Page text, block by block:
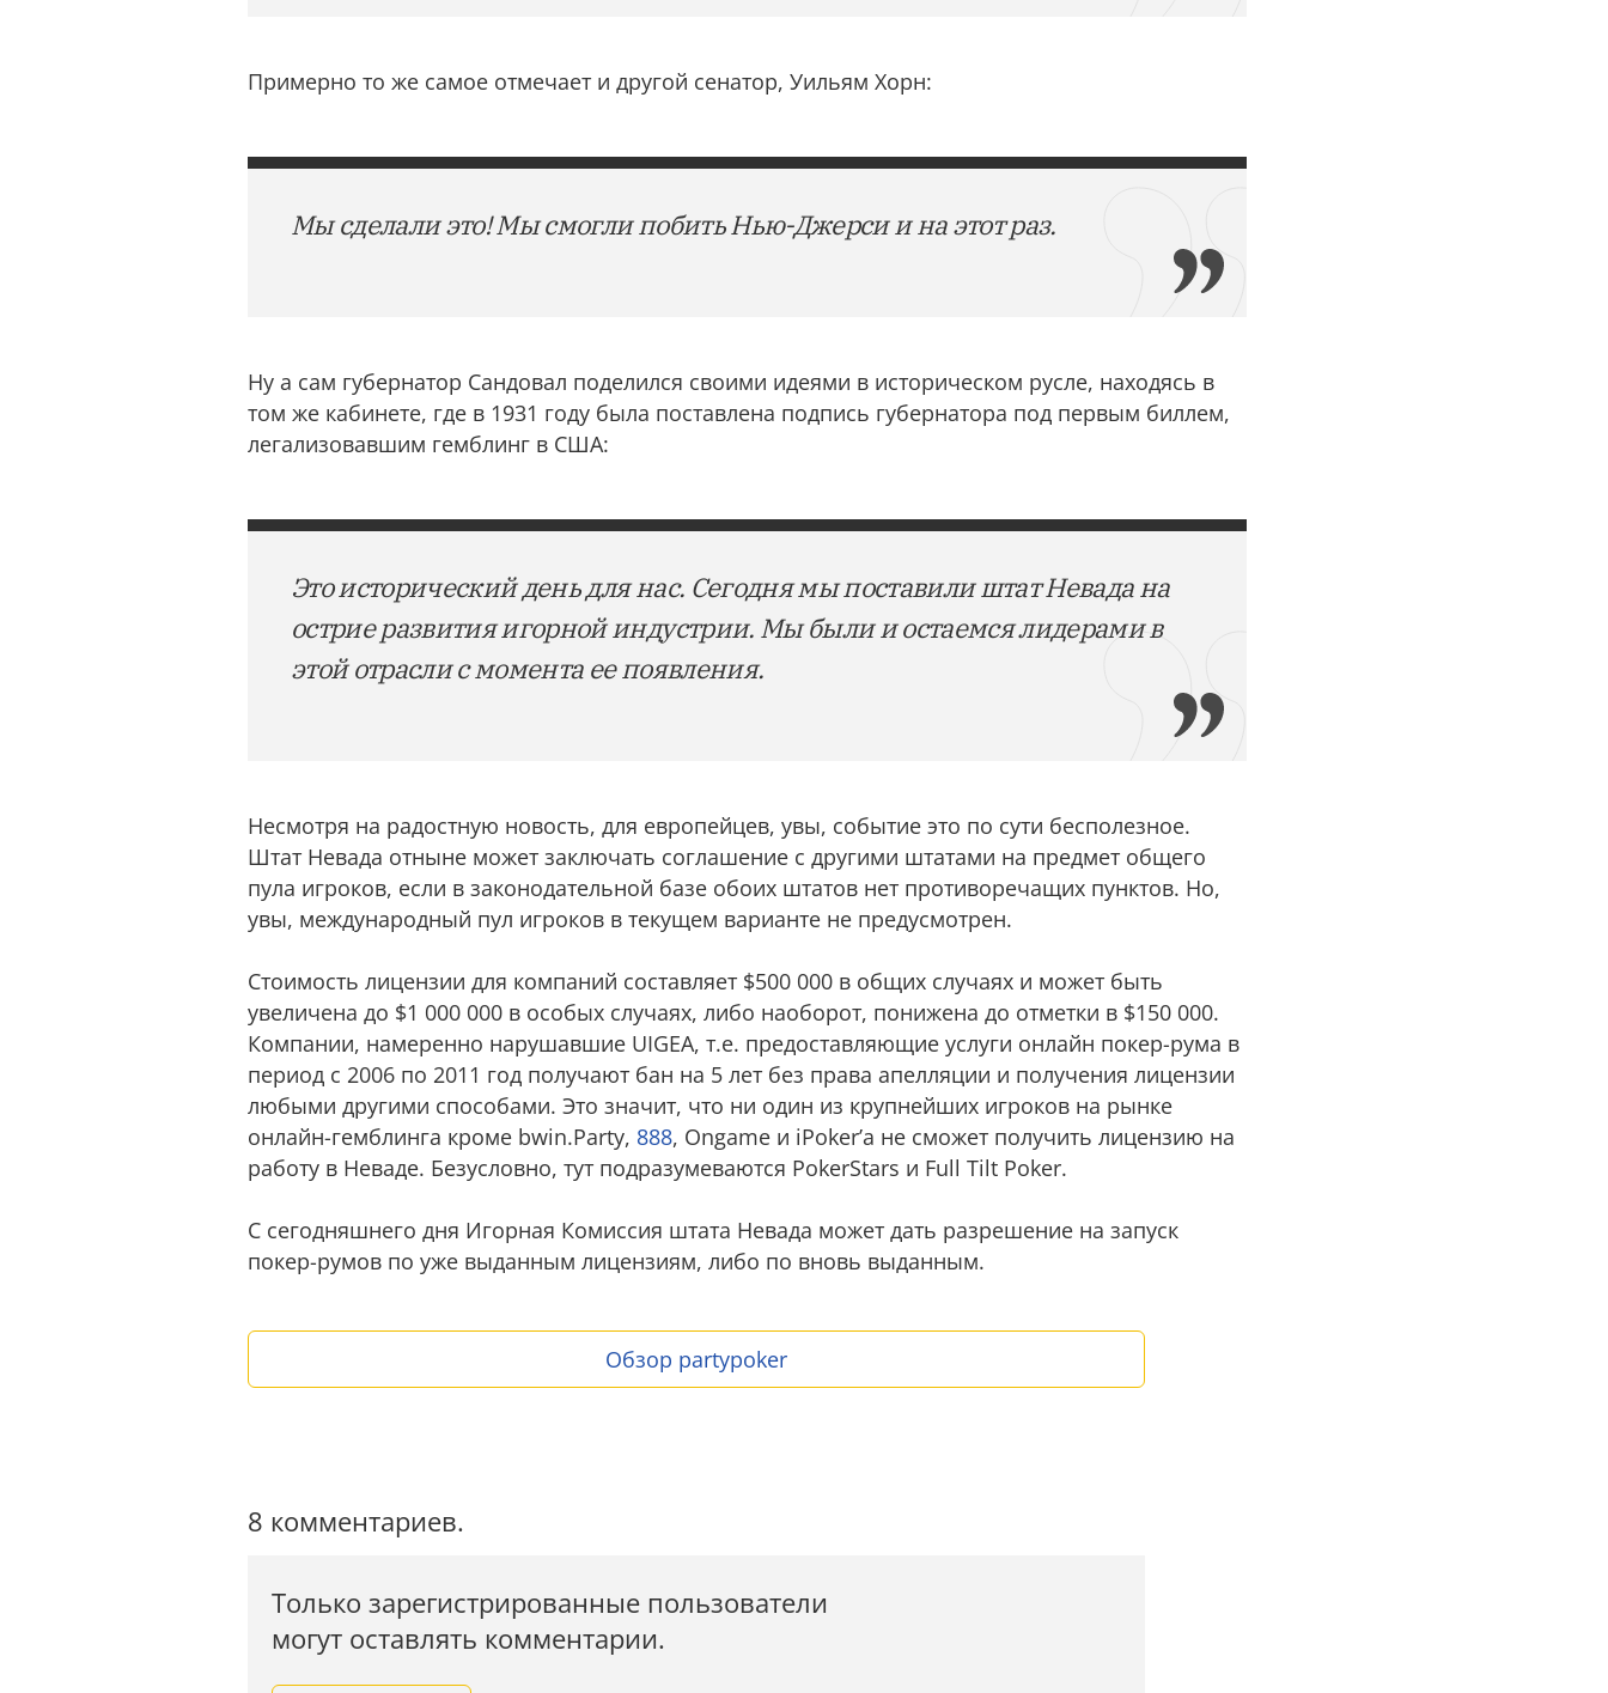
Примерно то же самое отмечает и другой сенатор, Уильям Хорн:
Мы сделали это! Мы смогли побить Нью-Джерси и на этот раз.
Ну а сам губернатор Сандовал поделился своими идеями в историческом русле, находясь в
том же кабинете, где в 1931 году была поставлена подпись губернатора под первым биллем,
легализовавшим гемблинг в США:
Это исторический день для нас. Сегодня мы поставили штат Невада на
острие развития игорной индустрии. Мы были и остаемся лидерами в
этой отрасли с момента ее появления.
Несмотря на радостную новость, для европейцев, увы, событие это по сути бесполезное.
Штат Невада отныне может заключать соглашение с другими штатами на предмет общего
пула игроков, если в законодательной базе обоих штатов нет противоречащих пунктов. Но,
увы, международный пул игроков в текущем варианте не предусмотрен.
Стоимость лицензии для компаний составляет $500 000 в общих случаях и может быть
увеличена до $1 000 000 в особых случаях, либо наоборот, понижена до отметки в $150 000.
Компании, намеренно нарушавшие UIGEA, т.е. предоставляющие услуги онлайн покер-рума в
период с 2006 по 2011 год получают бан на 5 лет без права апелляции и получения лицензии
любыми другими способами. Это значит, что ни один из крупнейших игроков на рынке
онлайн-гемблинга кроме bwin.Party, 888, Ongame и iPoker’а не сможет получить лицензию на
работу в Неваде. Безусловно, тут подразумеваются PokerStars и Full Tilt Poker.
С сегодняшнего дня Игорная Комиссия штата Невада может дать разрешение на запуск
покер-румов по уже выданным лицензиям, либо по вновь выданным.
Обзор partypoker
8 комментариев.
Только зарегистрированные пользователи
могут оставлять комментарии.